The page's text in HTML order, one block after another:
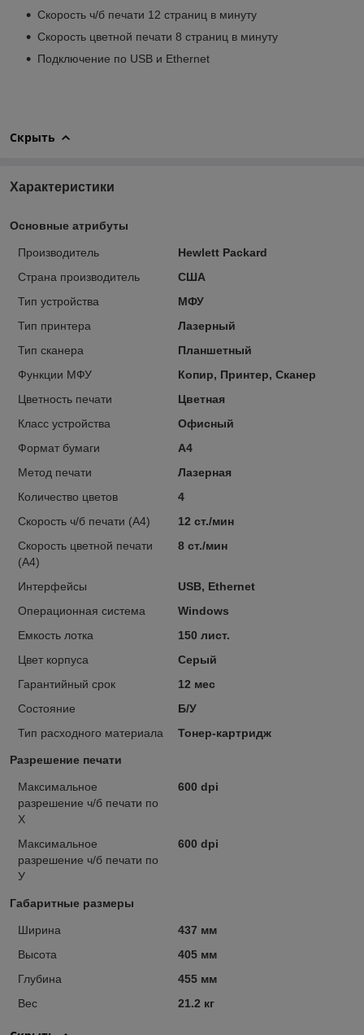
Скорость ч/б печати 12 страниц в минуту
Скорость цветной печати 8 страниц в минуту
Подключение по USB и Ethernet
Скрыть
Характеристики
Основные атрибуты
Производитель
Hewlett Packard
Страна производитель
США
Тип устройства
МФУ
Тип принтера
Лазерный
Тип сканера
Планшетный
Функции МФУ
Копир, Принтер, Сканер
Цветность печати
Цветная
Класс устройства
Офисный
Формат бумаги
А4
Метод печати
Лазерная
Количество цветов
4
Скорость ч/б печати (A4)
12 ст./мин
Скорость цветной печати
(A4)
8 ст./мин
Интерфейсы
USB, Ethernet
Операционная система
Windows
Емкость лотка
150 лист.
Цвет корпуса
Серый
Гарантийный срок
12 мес
Состояние
Б/У
Тип расходного материала
Тонер-картридж
Разрешение печати
Максимальное
разрешение ч/б печати по
Х
600 dpi
Максимальное
разрешение ч/б печати по
У
600 dpi
Габаритные размеры
Ширина
437 мм
Высота
405 мм
Глубина
455 мм
Вес
21.2 кг